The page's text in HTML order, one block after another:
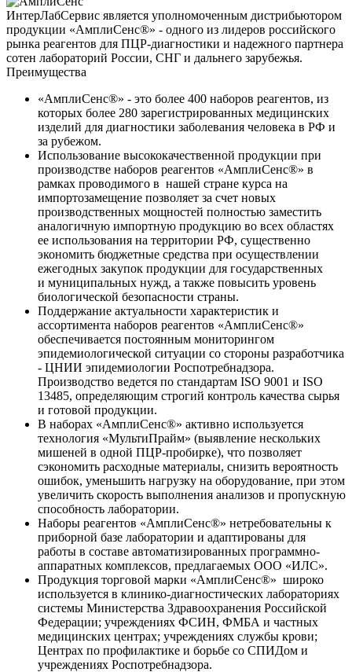
ИнтерЛабСервис является уполномоченным дистрибьютором
продукции «АмплиСенс®» - одного из лидеров российского
рынка реагентов для ПЦР-диагностики и надежного партнера
сотен лабораторий России, СНГ и дальнего зарубежья.
Преимущества
«АмплиСенс®» - это более 400 наборов реагентов, из
которых более 280 зарегистрированных медицинских
изделий для диагностики заболевания человека в РФ и
за рубежом.
Использование высококачественной продукции при
производстве наборов реагентов «АмплиСенс®» в
рамках проводимого в нашей стране курса на
импортозамещение позволяет за счет новых
производственных мощностей полностью заместить
аналогичную импортную продукцию во всех областях
ее использования на территории РФ, существенно
экономить бюджетные средства при осуществлении
ежегодных закупок продукции для государственных
и муниципальных нужд, а также повысить уровень
биологической безопасности страны.
Поддержание актуальности характеристик и
ассортимента наборов реагентов «АмплиСенс®»
обеспечивается постоянным мониторингом
эпидемиологической ситуации со стороны разработчика
- ЦНИИ эпидемиологии Роспотребнадзора.
Производство ведется по стандартам ISO 9001 и ISO
13485, определяющим строгий контроль качества сырья
и готовой продукции.
В наборах «АмплиСенс®» активно используется
технология «МультиПрайм» (выявление нескольких
мишеней в одной ПЦР-пробирке), что позволяет
сэкономить расходные материалы, снизить вероятность
ошибок, уменьшить нагрузку на оборудование, при этом
увеличить скорость выполнения анализов и пропускную
способность лаборатории.
Наборы реагентов «АмплиСенс®» нетребовательны к
приборной базе лаборатории и адаптированы для
работы в составе автоматизированных программно-
аппаратных комплексов, предлагаемых ООО «ИЛС».
Продукция торговой марки «АмплиСенс®» широко
используется в клинико-диагностических лабораториях
системы Министерства Здравоохранения Российской
Федерации; учреждениях ФСИН, ФМБА и частных
медицинских центрах; учреждениях службы крови;
Центрах по профилактике и борьбе со СПИДом и
учреждениях Роспотребнадзора.